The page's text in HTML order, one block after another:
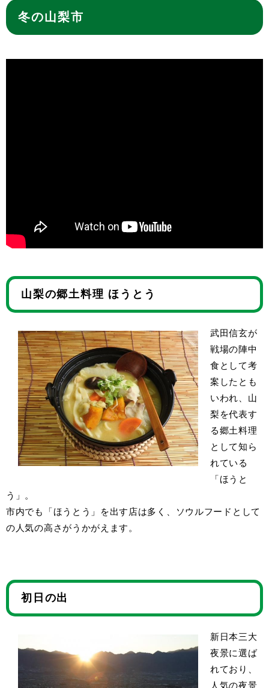
冬の山梨市
山梨の郷土料理 ほうとう
武田信玄が
戦場の陣中
食として考
案したとも
いわれ、山
梨を代表す
る郷土料理
として知ら
れている
「ほうと
う」。
市内でも「ほうとう」を出す店は多く、ソウルフードとして
の人気の高さがうかがえます。
初日の出
新日本三大
夜景に選ば
れており、
人気の夜景